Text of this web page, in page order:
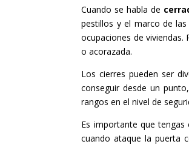
Cuando se habla de
pestillos y el marco de
ocupaciones de
o acorazada.
Los cierres pueden ser
conseguir desde un
rangos en el nivel de
Es importante que
cuando ataque la puerta